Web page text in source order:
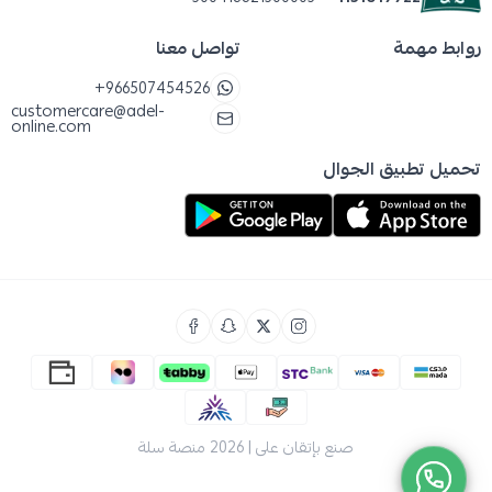
طعامه الجديد!
تحذيرات و احتياطات قبل تناول السيريلاك
يحتوي المنتج على القمح ومشتقات الحليب لذا
حساسية معروفة.
لا تستخدمي ماء ساخن جدًّا لأنه قد يُضعف
الحرارة العالية فعالية البروبيوتيك والفيتامينات.
للأطفال من 6 أشهر فما فوق، مع جرعات مُحكمة
مكونات سيريلاك اطفال
دقيق القمح الكامل: يمد طفلك بطاقة تدوم
طويلًا.
روابط مهمة تواصل معنا
+966507454526
customercare@adel-
online.com
تحميل تطبيق الجوال
صنع بإتقان على | 2026 منصة سلة